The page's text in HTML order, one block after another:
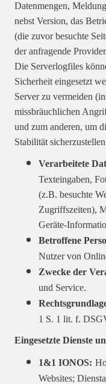
Datenmengen,
nebst Version, das
(die zuvor besuchte
der anfragende
Die Serverlogfiles
Sicherheit eingesetzt
Server zu vermeiden
missbräuchlichen
und zum anderen, um
Stabilität
Verarbeitete
Texteingaben,
(z.B. besuchte
Zugriffszeiten),
Geräte-
Betroffene
Nutzer von
Zwecke der
und Service.
1 S. 1 lit. f.
Eingesetzte Dienste
1&1 IONOS:
Websites;